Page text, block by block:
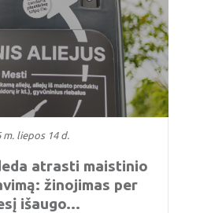
m. liepos 14 d.
atrasti maistinio
žinojimas per
išaugo...